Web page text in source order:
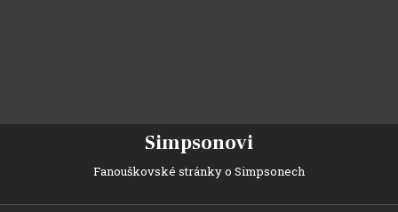
Simpsonovi
Fanouškovské stránky o Simpsonech